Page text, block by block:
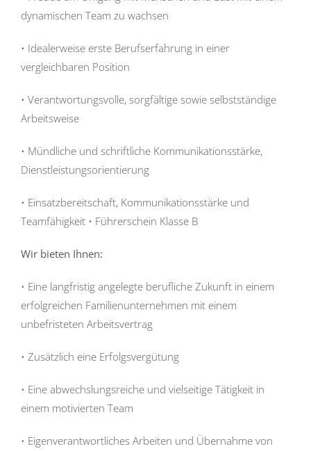
dynamischen Team zu wachsen
• Idealerweise erste Berufserfahrung in einer
vergleichbaren Position
• Verantwortungsvolle, sorgfältige sowie selbstständige
Arbeitsweise
• Mündliche und schriftliche Kommunikationsstärke,
Dienstleistungsorientierung
• Einsatzbereitschaft, Kommunikationsstärke und
Teamfähigkeit • Führerschein Klasse B
Wir bieten Ihnen:
• Eine langfristig angelegte berufliche Zukunft in einem
erfolgreichen Familienunternehmen mit einem
unbefristeten Arbeitsvertrag
• Zusätzlich eine Erfolgsvergütung
• Eine abwechslungsreiche und vielseitige Tätigkeit in
einem motivierten Team
• Eigenverantwortliches Arbeiten und Übernahme von